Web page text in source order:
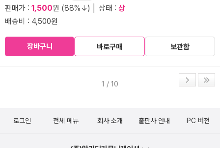
판매가 : 1,500원 (88%↓) │ 상태 : 상
배송비 : 4,500원
장바구니 바로구매 보관함
1 / 10
로그인 전체 메뉴 회사 소개 출판사 안내 PC 버전